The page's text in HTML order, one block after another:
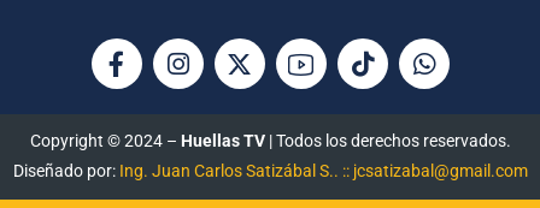
Copyright © 2024 – Huellas TV| Todos los derechos reservados.
Diseñado por: Ing. Juan Carlos Satizábal S.. :: jcsatizabal@gmail.com